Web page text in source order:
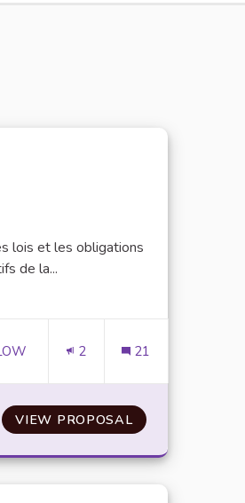
lois et les obligations
de la...
sur l'eau
2 21
VIEW PROPOSALUNIVERSITÉ